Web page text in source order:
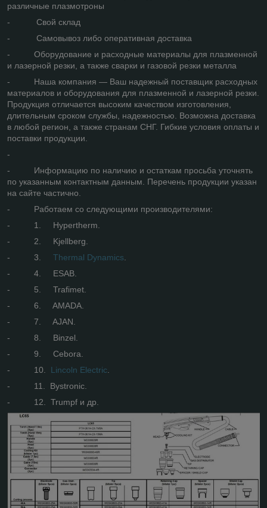
различные плазмотроны
- Свой склад
- Самовывоз либо оперативная доставка
- Оборудование и расходные материалы для плазменной
и лазерной резки, а также сварки и газовой резки металла
- Наша компания — Ваш надежный поставщик расходных
материалов и оборудования для плазменной и лазерной резки.
Продукция отличается высоким качеством изготовления,
длительным сроком службы, надежностью. Возможна доставка
в любой регион, а также странам СНГ. Гибкие условия оплаты и
поставки продукции.
-
- Информацию по наличию и остаткам просьба уточнять
по указанным контактным данным. Перечень продукции указан
на сайте частично.
- Работаем со следующими производителями:
- 1. Hypertherm.
- 2. Kjellberg.
- 3. Thermal Dynamics
- 4. ESAB.
- 5. Trafimet.
- 6. AMADA.
- 7. AJAN.
- 8. Binzel.
- 9. Cebora.
- 10. Lincoln Electric
- 11. Bystronic.
- 12. Trumpf и др.